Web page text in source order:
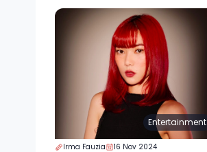
Entertainment
Irma Fauzia 16 Nov 2024